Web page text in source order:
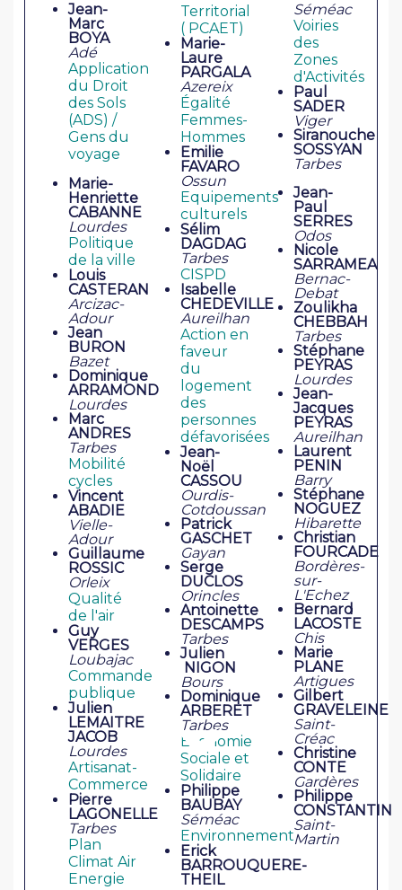
Jean-
Marc
BOYA
Adé
Application
du Droit
des Sols
(ADS) /
Gens du
voyage
Marie-
Henriette
CABANNE
Lourdes
Politique
de la ville
Louis
CASTERAN
Arcizac-
Adour
Jean
BURON
Bazet
Dominique
ARRAMOND
Lourdes
Marc
ANDRES
Tarbes
Mobilité
cycles
Vincent
ABADIE
Vielle-
Adour
Guillaume
ROSSIC
Orleix
Qualité
de l'air
Guy
VERGES
Loubajac
Commande
publique
Julien
LEMAITRE
JACOB
Lourdes
Artisanat-
Commerce
Pierre
LAGONELLE
Tarbes
Plan
Climat Air
Energie
Territorial
( PCAET)
Marie-
Laure
PARGALA
Azereix
Égalité
Femmes-
Hommes
Emilie
FAVARO
Ossun
Equipements
culturels
Sélim
DAGDAG
Tarbes
CISPD
Isabelle
CHEDEVILLE
Aureilhan
Action en
faveur
du
logement
des
personnes
défavorisées
Jean-
Noël
CASSOU
Ourdis-
Cotdoussan
Patrick
GASCHET
Gayan
Serge
DUCLOS
Orincles
Antoinette
DESCAMPS
Tarbes
Julien
NIGON
Bours
Dominique
ARBERET
Tarbes
Economie
Sociale et
Solidaire
Philippe
BAUBAY
Séméac
Environnement
Erick
BARROUQUERE-
THEIL
Séméac
Voiries
des
Zones
d'Activités
Paul
SADER
Viger
Siranouche
SOSSYAN
Tarbes
Jean-
Paul
SERRES
Odos
Nicole
SARRAMEA
Bernac-
Debat
Zoulikha
CHEBBAH
Tarbes
Stéphane
PEYRAS
Lourdes
Jean-
Jacques
PEYRAS
Aureilhan
Laurent
PENIN
Barry
Stéphane
NOGUEZ
Hibarette
Christian
FOURCADE
Bordères-
sur-
L'Echez
Bernard
LACOSTE
Chis
Marie
PLANE
Artigues
Gilbert
GRAVELEINE
Saint-
Créac
Christine
CONTE
Gardères
Philippe
CONSTANTIN
Saint-
Martin